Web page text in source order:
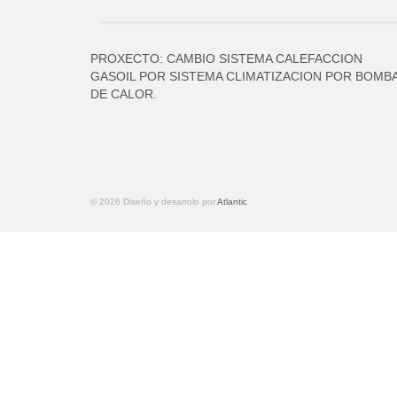
PROXECTO: CAMBIO SISTEMA CALEFACCION
GASOIL POR SISTEMA CLIMATIZACION POR
DE CALOR.
© 2026 Diseño y desarrolo porAtlantic